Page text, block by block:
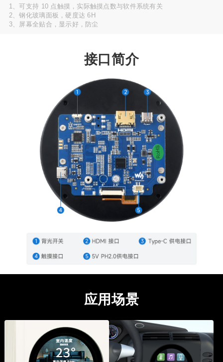
1、可支持 10 点触摸，实际触摸点数与软件系统有关
2、钢化玻璃面板，硬度达 6H
3、屏幕全贴合，显示好，防尘
接口简介
应用场景